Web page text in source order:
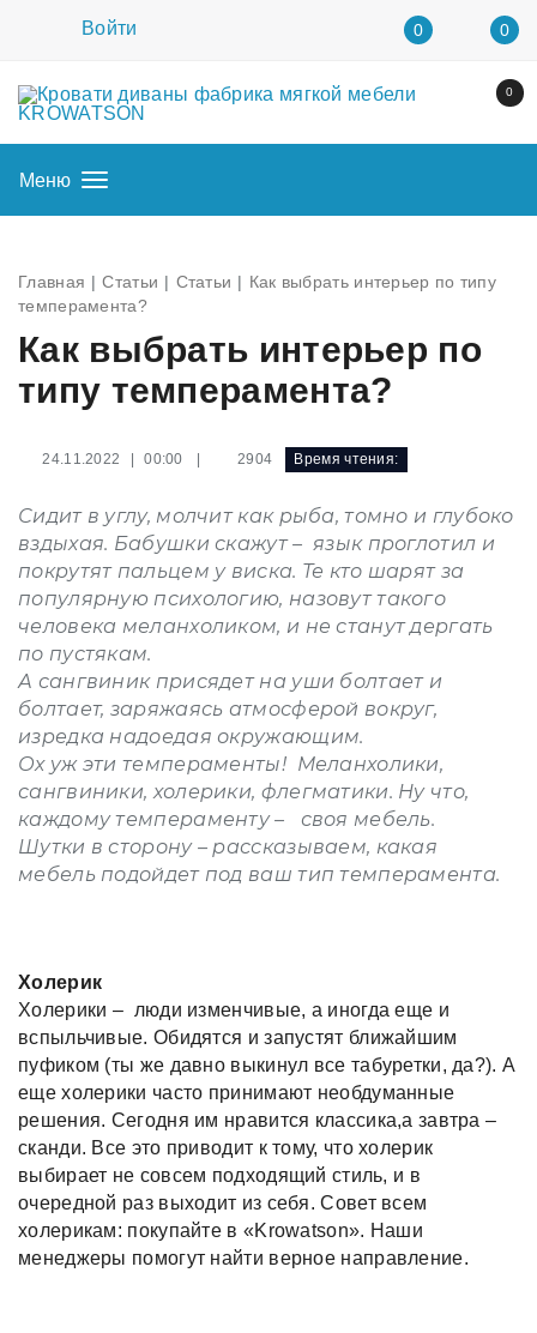
Войти 0 0
0
Меню
Главная Статьи Статьи
Как выбрать интерьер по типу
темперамента?
Как выбрать интерьер по
типу темперамента?
24.11.2022 | 00:00 | 2904 Время чтения:
Сидит в углу, молчит как рыба, томно и глубоко
вздыхая. Бабушки скажут – язык проглотил и
покрутят пальцем у виска. Те кто шарят за
популярную психологию, назовут такого
человека меланхоликом, и не станут дергать
по пустякам.
А сангвиник присядет на уши болтает и
болтает, заряжаясь атмосферой вокруг,
изредка надоедая окружающим.
Ох уж эти темпераменты! Меланхолики,
сангвиники, холерики, флегматики. Ну что,
каждому темпераменту – своя мебель.
Шутки в сторону – рассказываем, какая
мебель подойдет под ваш тип темперамента.
Холерик
Холерики – люди изменчивые, а иногда еще и
вспыльчивые. Обидятся и запустят ближайшим
пуфиком (ты же давно выкинул все табуретки, да?). А
еще холерики часто принимают необдуманные
решения. Сегодня им нравится классика,а завтра –
сканди. Все это приводит к тому, что холерик
выбирает не совсем подходящий стиль, и в
очередной раз выходит из себя. Совет всем
холерикам: покупайте в «Krowatson». Наши
менеджеры помогут найти верное направление.